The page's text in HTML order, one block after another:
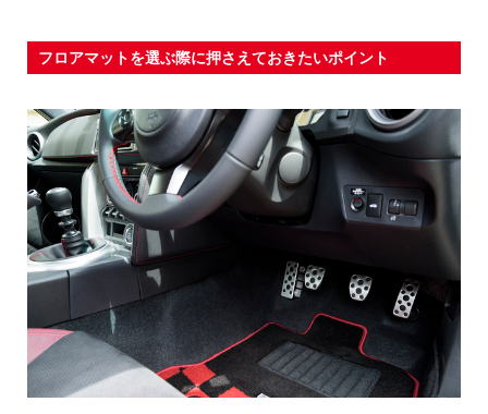
フロアマットを選ぶ際に押さえておきたいポイント